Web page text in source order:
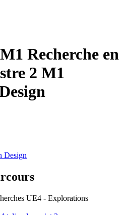
Recherche en
2 M1
Design
UE4 - Explorations